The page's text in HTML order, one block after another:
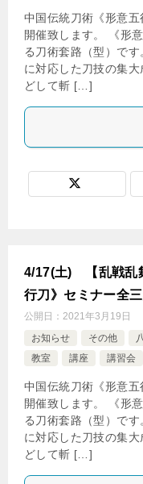
中国伝統刀術《形意
開催致します。 《形
る刀術套路（型）で
に対応した刀技の集
どして斬 […]
4/17(土) 【乱戦乱
行刀》セミナー全三
公開日： 2021年3月19日
お知らせ
その他
教室
講座 講習会
中国伝統刀術《形意
開催致します。 《形
る刀術套路（型）で
に対応した刀技の集
どして斬 […]